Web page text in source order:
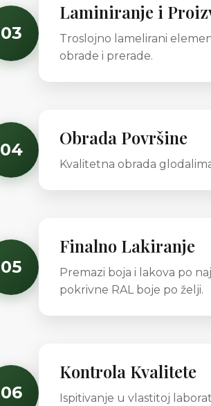
03
Laminiranje i
Troslojno lamelirani
obrade i prerade.
04
Obrada Površine
Kvalitetna obrada
05
Finalno Lakiranje
Premazi boja i lakova po
pokrivne RAL boje po želji.
06
Kontrola Kvalitete
Ispitivanje u vlastitoj